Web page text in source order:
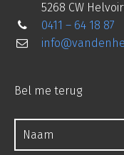
5268 CW
0411 – 64 18 87
Bel me terug